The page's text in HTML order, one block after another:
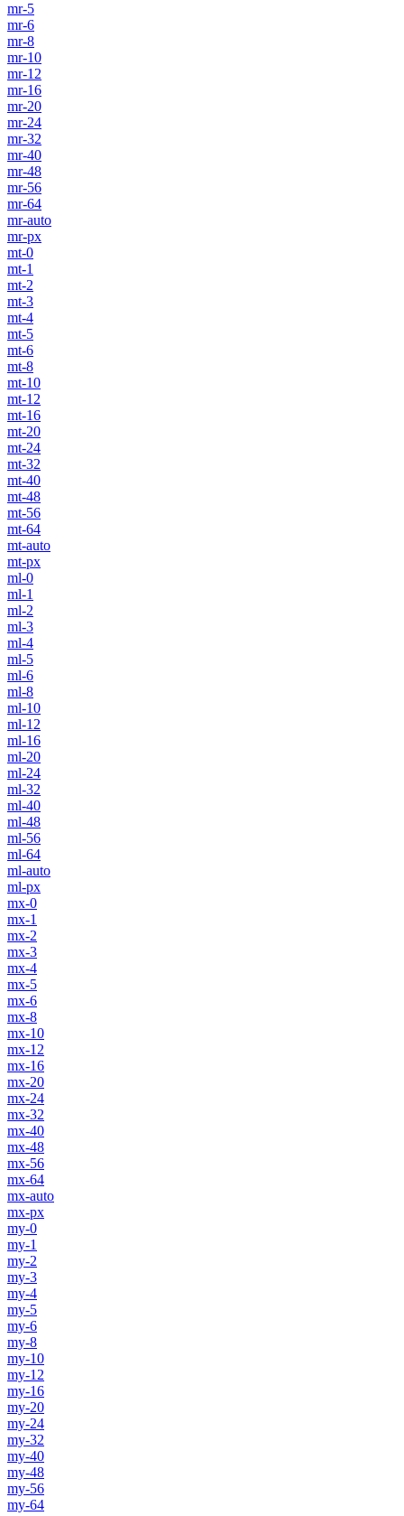
mr-5
mr-6
mr-8
mr-10
mr-12
mr-16
mr-20
mr-24
mr-32
mr-40
mr-48
mr-56
mr-64
mr-auto
mr-px
mt-0
mt-1
mt-2
mt-3
mt-4
mt-5
mt-6
mt-8
mt-10
mt-12
mt-16
mt-20
mt-24
mt-32
mt-40
mt-48
mt-56
mt-64
mt-auto
mt-px
ml-0
ml-1
ml-2
ml-3
ml-4
ml-5
ml-6
ml-8
ml-10
ml-12
ml-16
ml-20
ml-24
ml-32
ml-40
ml-48
ml-56
ml-64
ml-auto
ml-px
mx-0
mx-1
mx-2
mx-3
mx-4
mx-5
mx-6
mx-8
mx-10
mx-12
mx-16
mx-20
mx-24
mx-32
mx-40
mx-48
mx-56
mx-64
mx-auto
mx-px
my-0
my-1
my-2
my-3
my-4
my-5
my-6
my-8
my-10
my-12
my-16
my-20
my-24
my-32
my-40
my-48
my-56
my-64